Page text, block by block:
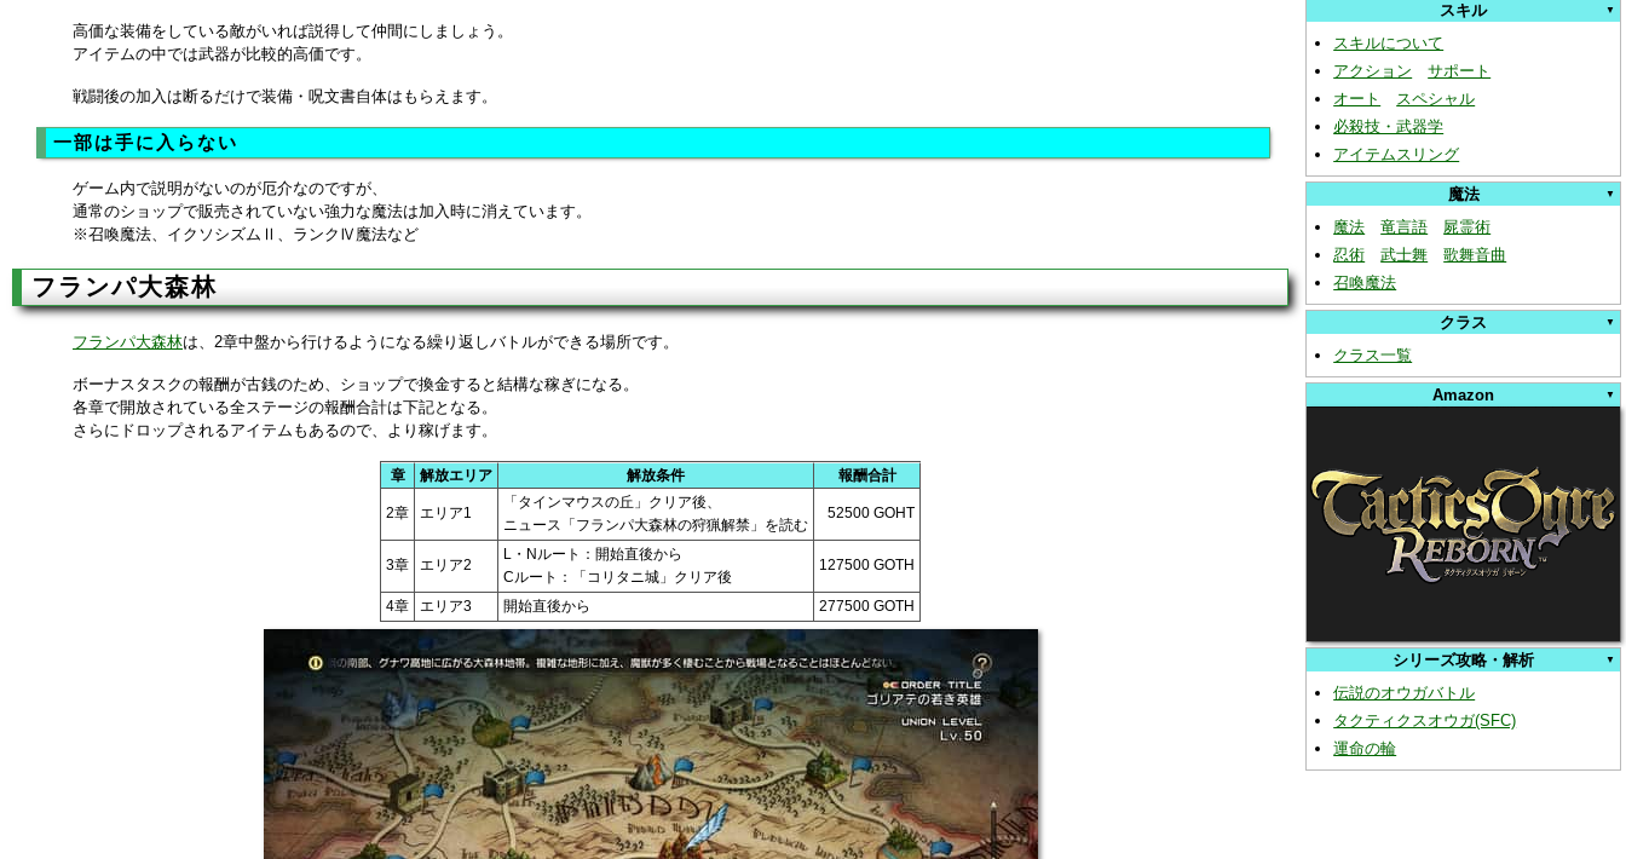
高価な装備をしている敵がいれば説得して仲間にしましょう。
アイテムの中では武器が比較的高価です。
戦闘後の加入は断るだけで装備・呪文書自体はもらえます。
一部は手に入らない
ゲーム内で説明がないのが厄介なのですが、
通常のショップで販売されていない強力な魔法は加入時に消えています。
※召喚魔法、イクソシズムⅡ、ランクⅣ魔法など
フランパ大森林
フランパ大森林は、2章中盤から行けるようになる繰り返しバトルができる場所です。
ボーナスタスクの報酬が古銭のため、ショップで換金すると結構な稼ぎになる。
各章で開放されている全ステージの報酬合計は下記となる。
さらにドロップされるアイテムもあるので、より稼げます。
章 解放エリア 解放条件 報酬合計
2章 エリア1
「タインマウスの丘」クリア後、
ニュース「フランパ大森林の狩猟解禁」を読む
52500 GOHT
3章 エリア2
L・Nルート：開始直後から
Cルート：「コリタニ城」クリア後
127500 GOTH
4章 エリア3 開始直後から 277500 GOTH
スキル
スキルについて
アクション
サポート
オート
スペシャル
必殺技・武器学
アイテムスリング
魔法
魔法
竜言語
屍霊術
忍術
武士舞
歌舞音曲
召喚魔法
クラス
クラス一覧
Amazon
シリーズ攻略・解析
伝説のオウガバトル
タクティクスオウガ(SFC)
運命の輪